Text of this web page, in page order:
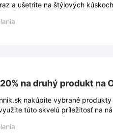
a ušetrite na štýlových
na druhý produkt na
nakúpite vybrané
túto skvelú príležitosť na